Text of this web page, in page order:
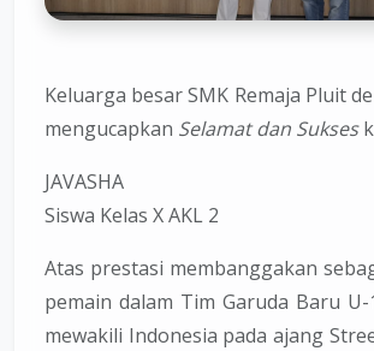
Keluarga besarSMK Remaja Pluit
mengucapkan Selamat dan Sukses
JAVASHA
Siswa Kelas X AKL 2
Atas prestasi membanggakan
pemain dalam Tim Garuda Baru U-
mewakili Indonesia pada ajang